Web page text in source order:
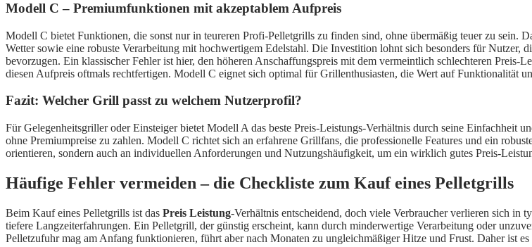
Modell C – Premiumfunktionen mit akzeptablem Aufpreis
Modell C bietet Funktionen, die sonst nur in teureren Profi-Pelletgrills zu finden sind, ohne übermäßig teuer zu sein.
Wetter sowie eine robuste Verarbeitung mit hochwertigem Edelstahl. Die Investition lohnt sich besonders für Nutzer,
bevorzugen. Ein klassischer Fehler ist hier, den höheren Anschaffungspreis mit dem vermeintlich schlechteren
diesen Aufpreis oftmals rechtfertigen. Modell C eignet sich optimal für Grillenthusiasten, die Wert auf Funktionalität
Fazit: Welcher Grill passt zu welchem Nutzerprofil?
Für Gelegenheitsgriller oder Einsteiger bietet Modell A das beste Preis-Leistungs-Verhältnis durch seine
ohne Premiumpreise zu zahlen. Modell C richtet sich an erfahrene Grillfans, die professionelle Features und ein
orientieren, sondern auch an individuellen Anforderungen und Nutzungshäufigkeit, um ein wirklich gutes Preis-
Häufige Fehler vermeiden – die Checkliste zum Kauf eines Pelletgrills
Beim Kauf eines Pelletgrills ist das Preis Leistung-Verhältnis entscheidend, doch viele Verbraucher verlieren sich in
tiefere Langzeiterfahrungen. Ein Pelletgrill, der günstig erscheint, kann durch minderwertige Verarbeitung oder
Pelletzufuhr mag am Anfang funktionieren, führt aber nach Monaten zu ungleichmäßiger Hitze und Frust. Daher ist